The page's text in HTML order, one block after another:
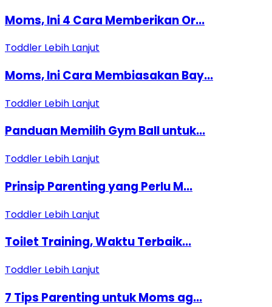
Moms, Ini 4 Cara Memberikan Or...
Toddler Lebih Lanjut
Moms, Ini Cara Membiasakan Bay...
Toddler Lebih Lanjut
Panduan Memilih Gym Ball untuk...
Toddler Lebih Lanjut
Prinsip Parenting yang Perlu M...
Toddler Lebih Lanjut
Toilet Training, Waktu Terbaik...
Toddler Lebih Lanjut
7 Tips Parenting untuk Moms ag...